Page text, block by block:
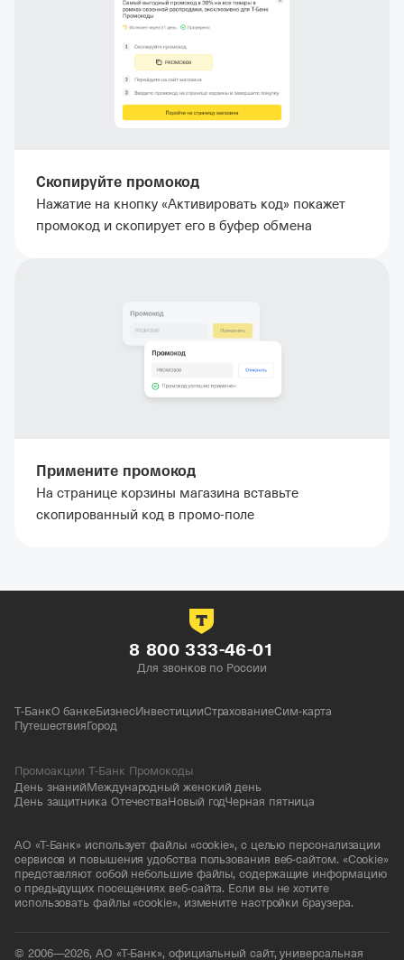
Скопируйте промокод
Нажатие на кнопку «Активировать код» покажет
промокод и скопирует его в буфер обмена
Примените промокод
На странице корзины магазина вставьте
скопированный код в промо-поле
8 800 333-46-01
Для звонков по России
Т-БанкО банкеБизнесИнвестицииСтрахованиеСим-карта
ПутешествияГород
Промоакции Т-Банк Промокоды
День знанийМеждународный женский день
День защитника ОтечестваНовый годЧерная пятница
АО «Т-Банк» использует файлы «cookie», с целью персонализации
сервисов и повышения удобства пользования веб-сайтом. «Cookie»
представляют собой небольшие файлы, содержащие информацию
о предыдущих посещениях веб-сайта. Если вы не хотите
использовать файлы «cookie», измените настройки браузера.
© 2006—2026, АО «Т-Банк», официальный сайт, универсальная